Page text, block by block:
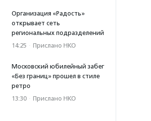
Организация «Радость»
открывает сеть
региональных подразделений
14:25 · Прислано НКО
Московский юбилейный забег
«Без границ» прошел в стиле
ретро
13:30 · Прислано НКО